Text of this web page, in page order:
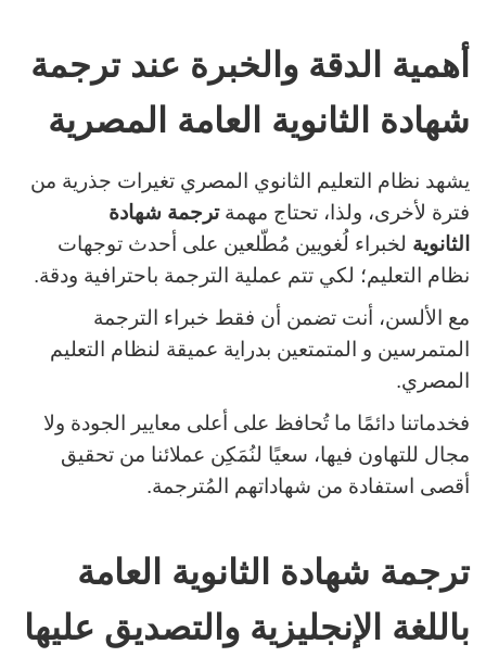
أهمية الدقة والخبرة عند ترجمة
شهادة الثانوية العامة المصرية
يشهد نظام التعليم الثانوي المصري تغيرات جذرية من
فترة لأخرى، ولذا، تحتاج مهمةترجمة شهادة
الثانوية لخبراء لُغويين مُطّلعين على أحدث توجهات
نظام التعليم؛ لكي تتم عملية الترجمة باحترافية ودقة.
مع الألسن، أنت تضمن أن فقط خبراء الترجمة
المتمرسين و المتمتعين بدراية عميقة لنظام التعليم
المصري.
فخدماتنا دائمًا ما تُحافظ على أعلى معايير الجودة ولا
مجال للتهاون فيها، سعيًا لنُمَكِن عملائنا من تحقيق
أقصى استفادة من شهاداتهم المُترجمة.
ترجمة شهادة الثانوية العامة
باللغة الإنجليزية والتصديق عليها